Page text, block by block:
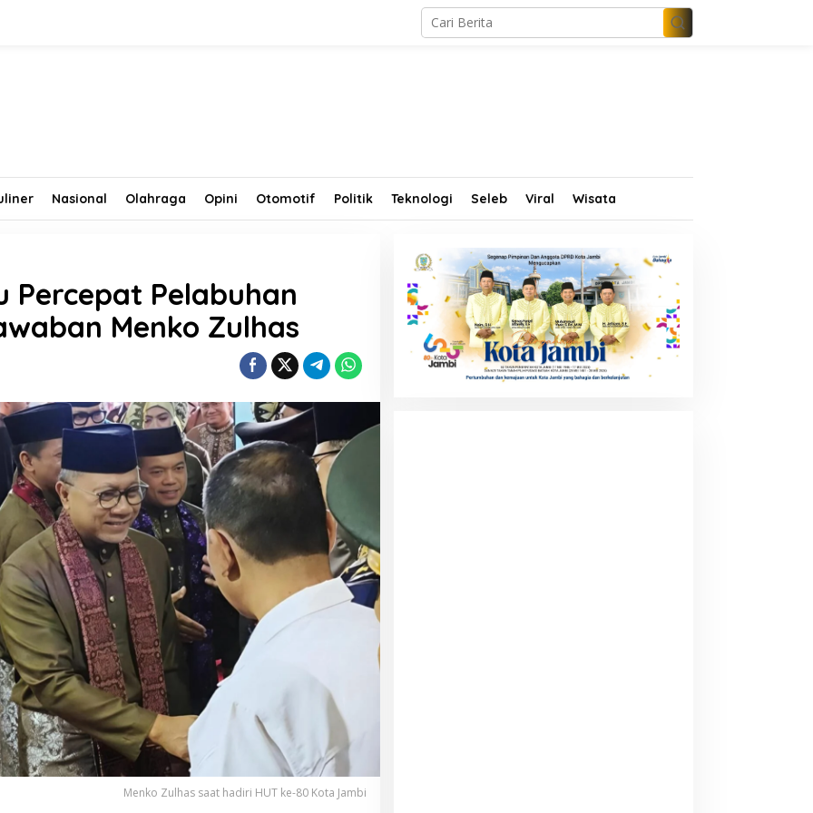
Nasional Olahraga Opini Otomotif Politik Teknologi Seleb Viral Wisata
Percepat Pelabuhan
Menko Zulhas
Menko Zulhas saat hadiri HUT ke-80 Kota Jambi